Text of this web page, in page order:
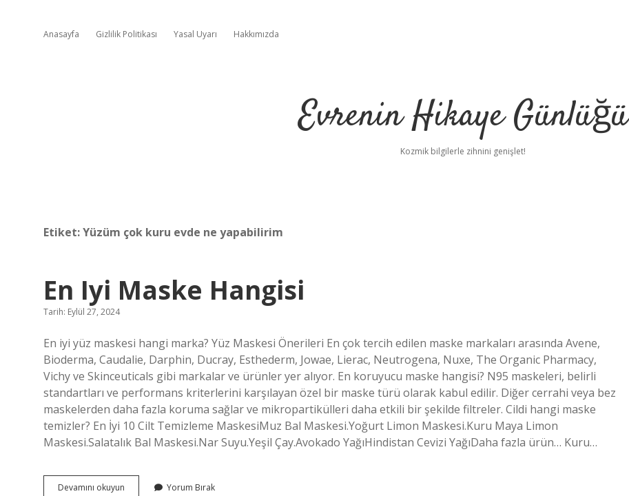
Anasayfa Gizlilik Politikası Yasal Uyarı Hakkımızda
Evrenin Hikaye Günlüğü
Kozmik bilgilerle zihnini genişlet!
Etiket:Yüzüm çok kuru evde ne yapabilirim
En Iyi Maske Hangisi
Tarih: Eylül 27, 2024
En iyi yüz maskesi hangi marka? Yüz Maskesi Önerileri En çok tercih edilen maske markaları arasında Avene,
Bioderma, Caudalie, Darphin, Ducray, Esthederm, Jowae, Lierac, Neutrogena, Nuxe, The Organic Pharmacy,
Vichy ve Skinceuticals gibi markalar ve ürünler yer alıyor. En koruyucu maske hangisi? N95 maskeleri, belirli
standartları ve performans kriterlerini karşılayan özel bir maske türü olarak kabul edilir. Diğer cerrahi veya bez
maskelerden daha fazla koruma sağlar ve mikropartikülleri daha etkili bir şekilde filtreler. Cildi hangi maske
temizler? En İyi 10 Cilt Temizleme MaskesiMuz Bal Maskesi.Yoğurt Limon Maskesi.Kuru Maya Limon
Maskesi.Salatalık Bal Maskesi.Nar Suyu.Yeşil Çay.Avokado YağıHindistan Cevizi YağıDaha fazla ürün… Kuru…
Devamını okuyun Yorum Bırak